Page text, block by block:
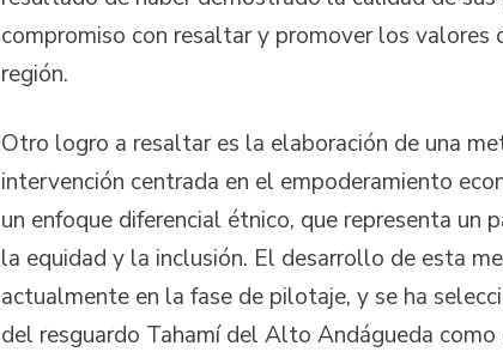
compromiso con resaltar y promover los valores
región.
Otro logro a resaltar es la elaboración de una
intervención centrada en el empoderamiento
un enfoque diferencial étnico, que representa un
la equidad y la inclusión. El desarrollo de esta
actualmente en la fase de pilotaje, y se ha
del resguardo Tahamí del Alto Andágueda como